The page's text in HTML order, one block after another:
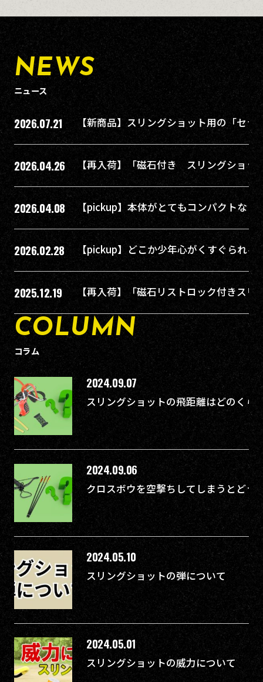
NEWS
ニュース
2026.07.21 【新商品】スリングショット用の「セ
2026.04.26 【再入荷】「磁石付き スリングショ
2026.04.08 【pickup】本体がとてもコンパクトな
2026.02.28 【pickup】どこか少年心がくすぐられ
2025.12.19 【再入荷】「磁石リストロック付きス
COLUMN
コラム
2024.09.07
スリングショットの飛距離はどのくら
2024.09.06
クロスボウを空撃ちしてしまうとどう
2024.05.10
スリングショットの弾について
2024.05.01
スリングショットの威力について